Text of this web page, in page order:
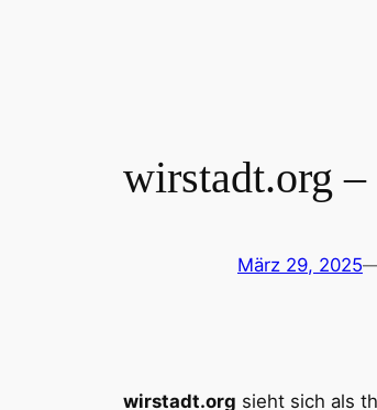
wirstadt.org
März 29, 2025
wirstadt.org sieht sich als